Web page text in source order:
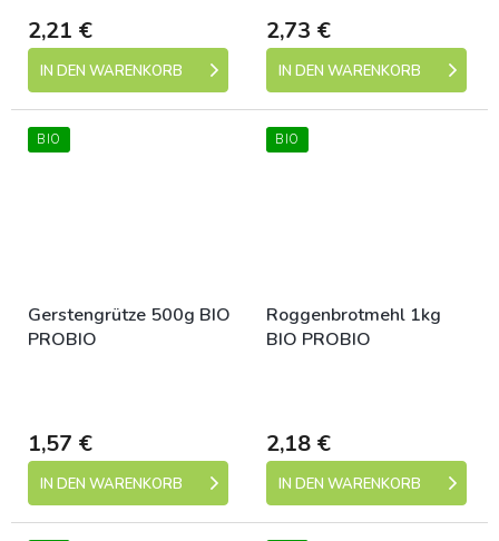
2,21 €
IN DEN WARENKORB
2,73 €
IN DEN WARENKORB
BIO
Gerstengrütze 500g BIO
PROBIO
1,57 €
IN DEN WARENKORB
BIO
Roggenbrotmehl 1kg
BIO PROBIO
2,18 €
IN DEN WARENKORB